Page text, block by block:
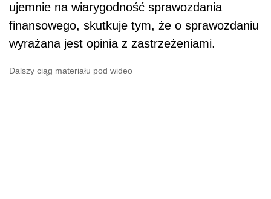
ujemnie na wiarygodność sprawozdania
finansowego, skutkuje tym, że o sprawozdaniu
wyrażana jest opinia z zastrzeżeniami.
Dalszy ciąg materiału pod wideo